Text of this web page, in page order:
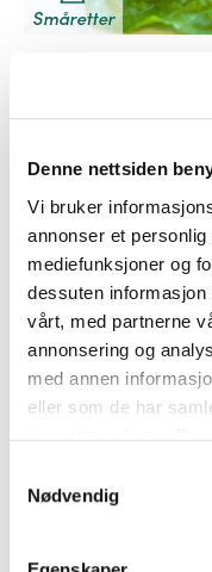
Denne nettsiden
Vi bruker
annonser et
mediefunksjoner og
dessuten
vårt, med partnerne
annonsering og
med annen
eller som de har
Nødvendig
Småretter
«San Choy
Småretter Suppe